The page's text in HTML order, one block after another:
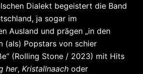
Dialekt begeistert die Band
ja sogar im
Ausland und prägen „in den
(als) Popstars von schier
(Rolling Stone / 2023) mit Hits
her, Kristallnaach oder